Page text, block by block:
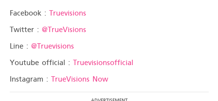
Facebook : Truevisions
Twitter : @TrueVisions
Line : @Truevisions
Youtube official : Truevisionsofficial
Instagram : TrueVisions Now